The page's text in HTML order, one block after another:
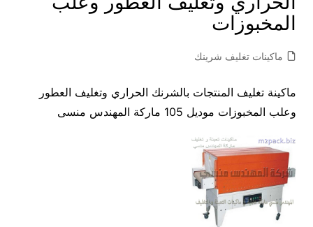
المخبوزات
ماكينات تغليف شرينك
ماكينة تغليف المنتجات بالشرنك الحراري وتغليف العطور
وعلب المخبوزات موديل 105 ماركة المهندس منسى